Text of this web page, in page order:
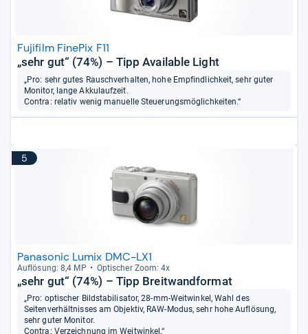
Fujifilm FinePix F11
„sehr gut“ (74%) – Tipp Available Light
„Pro: sehr gutes Rauschverhalten, hohe Empfindlichkeit, sehr guter
Monitor, lange Akkulaufzeit.
Contra: relativ wenig manuelle Steuerungsmöglichkeiten.“
5
Panasonic Lumix DMC-LX1
Auf­lö­sung: 8,4 MP Opti­scher Zoom: 4x
„sehr gut“ (74%) – Tipp Breitwandformat
„Pro: optischer Bildstabilisator, 28-mm-Weitwinkel, Wahl des
Seitenverhältnisses am Objektiv, RAW-Modus, sehr hohe Auflösung,
sehr guter Monitor.
Contra: Verzeichnung im Weitwinkel.“